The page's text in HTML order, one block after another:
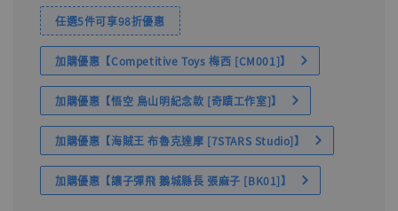
任選5件可享98折優惠
加購優惠【Competitive Toys 梅西 [CM001]】
加購優惠【悟空 鳥山明紀念款 [奇蹟工作室]】
加購優惠【海賊王 布魯克達摩 [7STARS Studio]】
加購優惠【讓子彈飛 鵝城縣長 張麻子 [BK01]】